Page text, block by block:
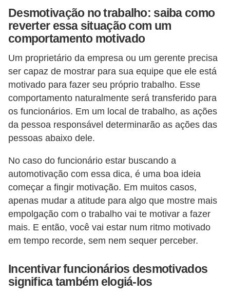
Desmotivação no trabalho: saiba como
reverter essa situação com um
comportamento motivado
Um proprietário da empresa ou um gerente precisa
ser capaz de mostrar para sua equipe que ele está
motivado para fazer seu próprio trabalho. Esse
comportamento naturalmente será transferido para
os funcionários. Em um local de trabalho, as ações
da pessoa responsável determinarão as ações das
pessoas abaixo dele.
No caso do funcionário estar buscando a
automotivação com essa dica, é uma boa ideia
começar a fingir motivação. Em muitos casos,
apenas mudar a atitude para algo que mostre mais
empolgação com o trabalho vai te motivar a fazer
mais. E então, você vai estar num ritmo motivado
em tempo recorde, sem nem sequer perceber.
Incentivar funcionários desmotivados
significa também elogiá-los
!
F
G
T
S
L
e
g
s
a
ç
ã
o
r
a